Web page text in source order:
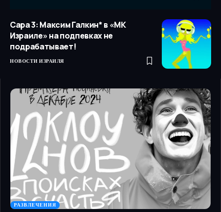
Сара 3: Максим Галкин* в «МК
Израиле» на подпевках не
подрабатывает!
НОВОСТИ ИЗРАИЛЯ
РАЗВЛЕЧЕНИЯ